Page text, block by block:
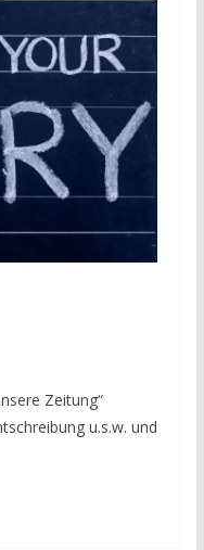
Zeitung“
u.s.w. und